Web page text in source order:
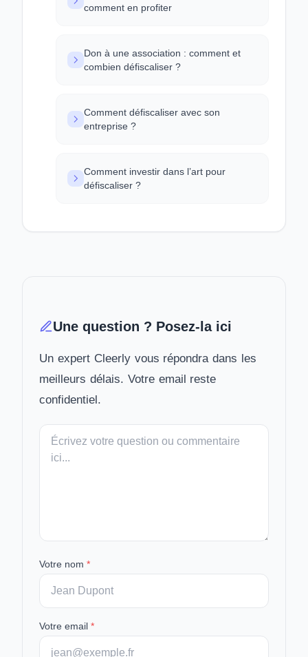
comment en profiter
Don à une association : comment et
combien défiscaliser ?
Comment défiscaliser avec son
entreprise ?
Comment investir dans l’art pour
défiscaliser ?
Une question ? Posez-la ici
Un expert Cleerly vous répondra dans les
meilleurs délais. Votre email reste
confidentiel.
Votre
message
Votre nom *
Votre email *